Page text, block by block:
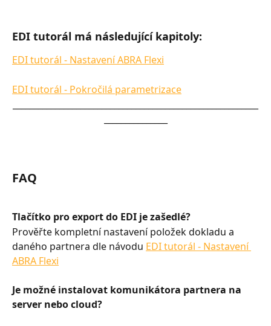
EDI tutorál má následující kapitoly:
EDI tutorál - Nastavení ABRA Flexi
EDI tutorál - Pokročilá parametrizace
FAQ
Tlačítko pro export do EDI je zašedlé?
Prověřte kompletní nastavení položek dokladu a
daného partnera dle návodu EDI tutorál - Nastavení
ABRA Flexi
Je možné instalovat komunikátora partnera na
server nebo cloud?